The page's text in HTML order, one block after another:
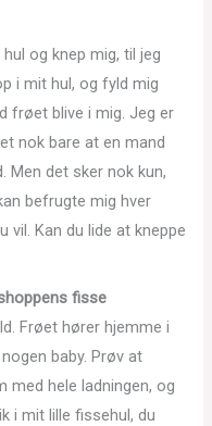
og knep mig, til jeg
i mit hul, og fyld mig
frøet blive i mig. Jeg er
nok bare at en mand
Men det sker nok kun,
befrugte mig hver
vil. Kan du lide at kneppe
fisse
Frøet hører hjemme i
baby. Prøv at
med hele ladningen, og
i mit lille fissehul, du